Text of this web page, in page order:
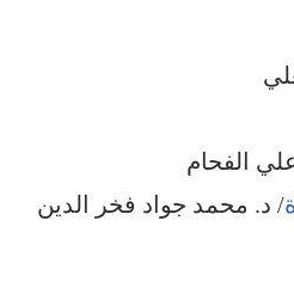
الفحام
/ د. محمد جواد فخر الدين